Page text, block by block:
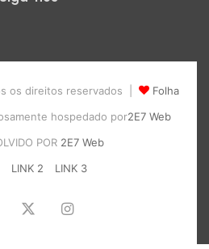
os direitos reservados |
Folha
hospedado por2E7 Web
POR 2E7 Web
LINK 2 LINK 3
Facebook Instagram